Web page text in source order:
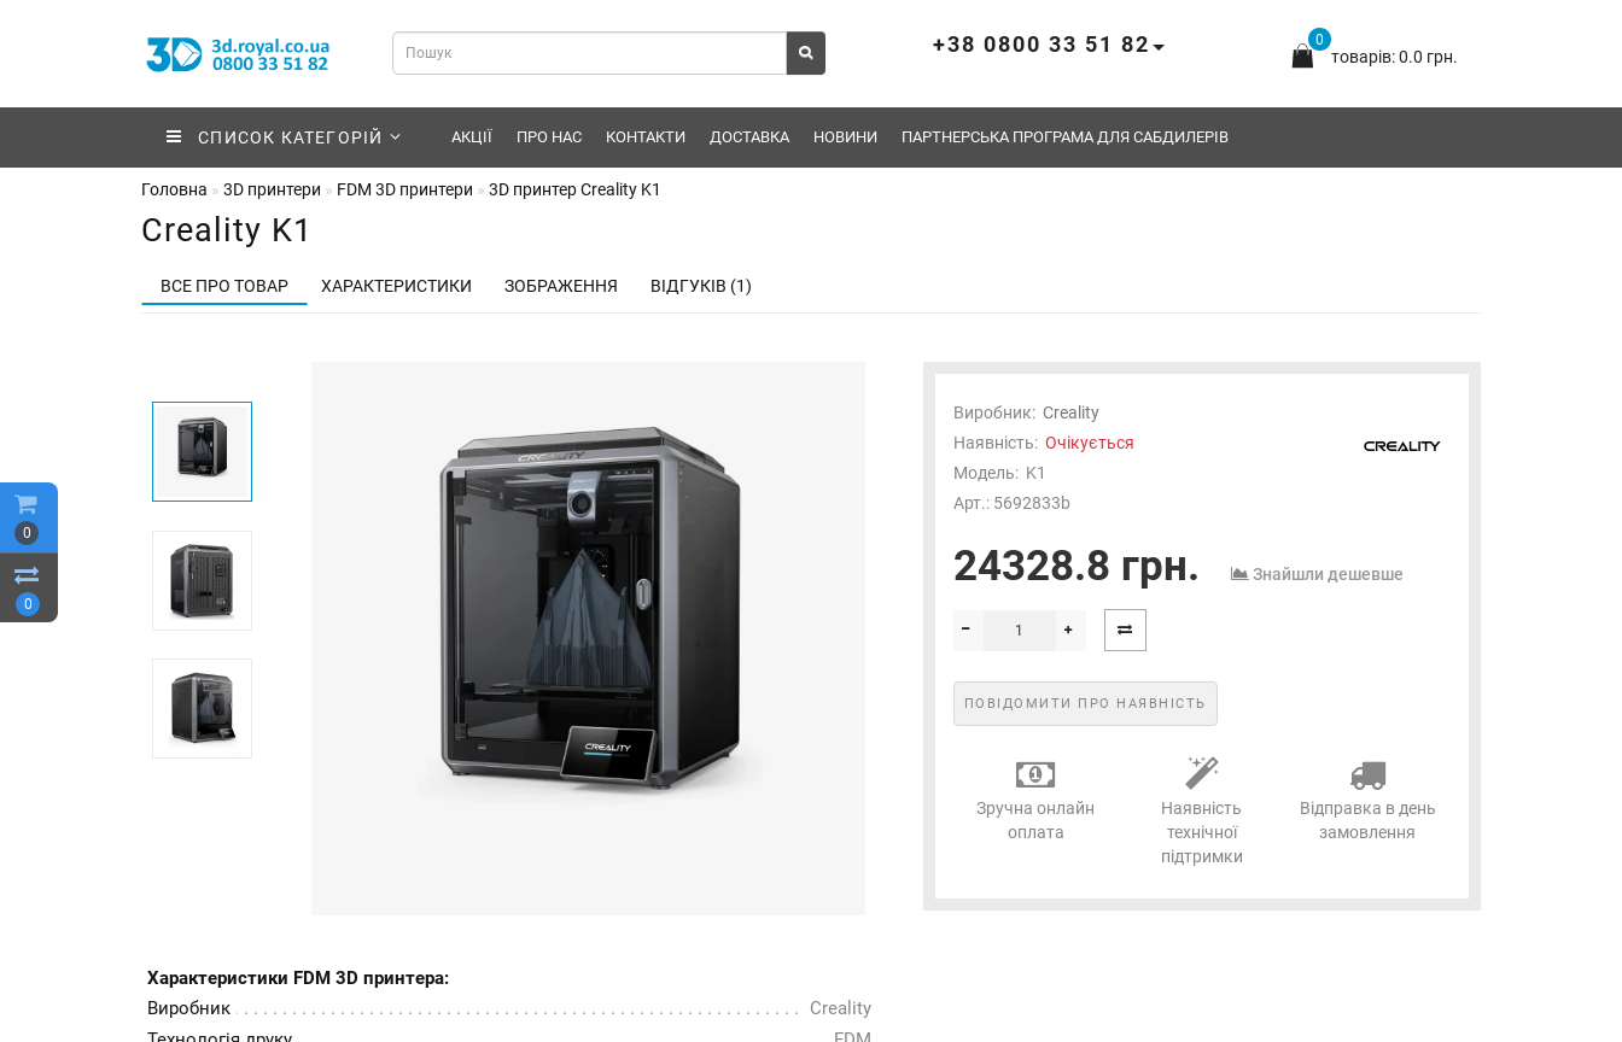
0
0
0
товарів: 0.0 грн.
+38 0800 33 51 82
СПИСОК КАТЕГОРІЙ АКЦІЇ ПРО НАС КОНТАКТИ ДОСТАВКА НОВИНИ ПАРТНЕРСЬКА ПРОГРАМА ДЛЯ САБДИЛЕРІВ
Головна 3D принтери FDM 3D принтери 3D принтер Creality K1
Creality K1
ВСЕ ПРО ТОВАР ХАРАКТЕРИСТИКИ ЗОБРАЖЕННЯ ВІДГУКІВ (1)
Характеристики FDM 3D принтера:
Виробник
Creality
Виробник: Creality
Наявність: Очікується
Модель: K1
Арт.: 5692833b
24328.8 грн. Знайшли дешевше
ПОВІДОМИТИ ПРО НАЯВНІСТЬ
Зручна онлайн
оплата
Наявність
технічної
підтримки
Відправка в день
замовлення
Отримуйте першими новини про надходження,
підписуйтесь!
Підписатися